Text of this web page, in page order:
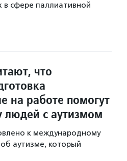
в сфере паллиативной
что
на работе помогут
людей с аутизмом
к международному
аутизме, который